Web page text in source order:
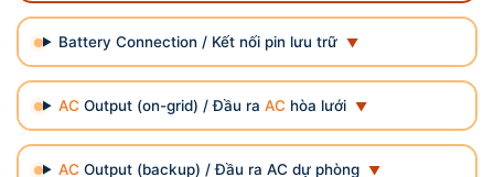
Battery Connection / Kết nối pin lưu trữ
AC Output (on-grid) / Đầu raAC hòa lưới
AC Output (backup) / Đầu ra AC dự phòng